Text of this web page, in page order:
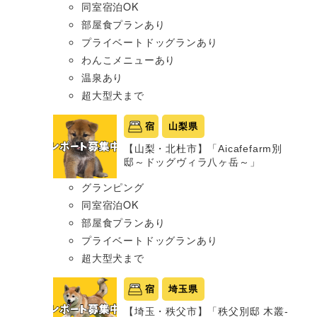
同室宿泊OK
部屋食プランあり
プライベートドッグランあり
わんこメニューあり
温泉あり
超大型犬まで
宿 山梨県
【山梨・北杜市】「Aicafefarm別
邸～ドッグヴィラ八ヶ岳～」
グランピング
同室宿泊OK
部屋食プランあり
プライベートドッグランあり
超大型犬まで
宿 埼玉県
【埼玉・秩父市】「秩父別邸 木叢-